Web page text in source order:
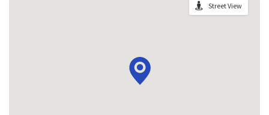
Street View